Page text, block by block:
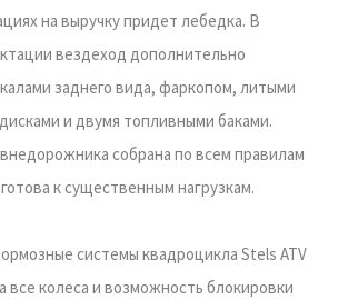
на выручку придет лебедка. В
вездеход дополнительно
заднего вида, фаркопом, литыми
и двумя топливными баками.
собрана по всем правилам
к существенным нагрузкам.
системы квадроцикла Stels ATV
все колеса и возможность блокировки